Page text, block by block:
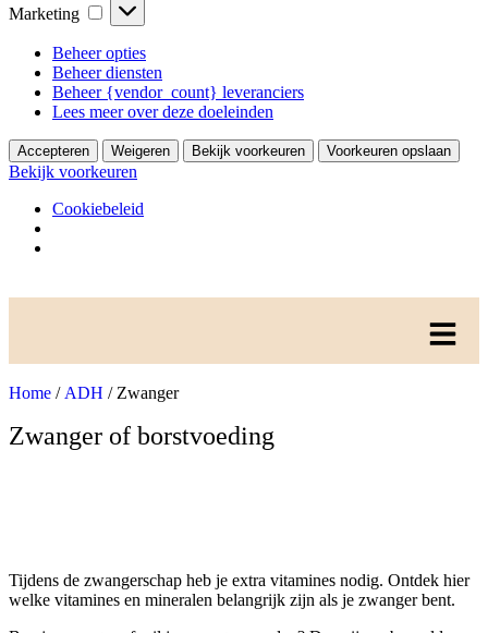
Marketing
Beheer opties
Beheer diensten
Beheer {vendor_count} leveranciers
Lees meer over deze doeleinden
Accepteren Weigeren Bekijk voorkeuren Voorkeuren opslaan
Bekijk voorkeuren
Cookiebeleid
Home / ADH / Zwanger
Zwanger of borstvoeding
Tijdens de zwangerschap heb je extra vitamines nodig. Ontdek hier
welke vitamines en mineralen belangrijk zijn als je zwanger bent.